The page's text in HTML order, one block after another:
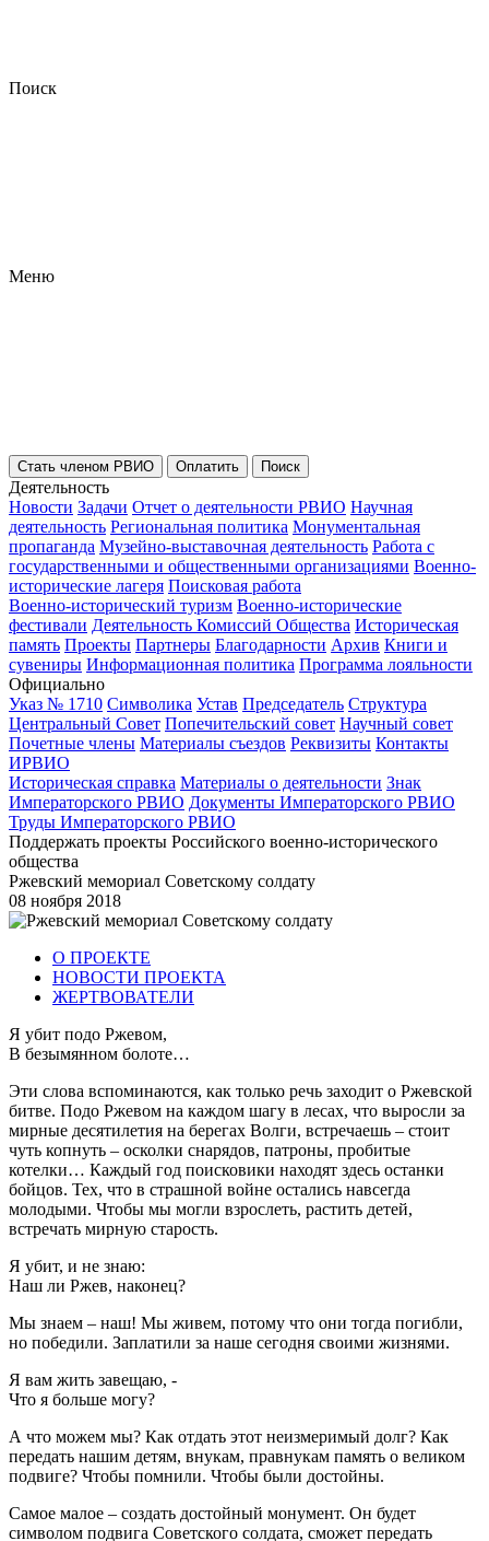
Поиск
Меню
Стать членом РВИО Оплатить Поиск
Деятельность
Новости Задачи Отчет о деятельности РВИО Научная
деятельность Региональная политика Монументальная
пропаганда Музейно-выставочная деятельность Работа с
государственными и общественными организациями Военно-
исторические лагеря Поисковая работа
Военно-исторический туризм Военно-исторические
фестивали Деятельность Комиссий Общества Историческая
память Проекты Партнеры Благодарности Архив Книги и
сувениры Информационная политика Программа лояльности
Официально
Указ № 1710 Символика Устав Председатель Структура
Центральный Совет Попечительский совет Научный совет
Почетные члены Материалы съездов Реквизиты Контакты
ИРВИО
Историческая справка Материалы о деятельности Знак
Императорского РВИО Документы Императорского РВИО
Труды Императорского РВИО
Поддержать проекты Российского военно-исторического
общества
Ржевский мемориал Советскому солдату
08 ноября 2018
О ПРОЕКТЕ
НОВОСТИ ПРОЕКТА
ЖЕРТВОВАТЕЛИ
Я убит подо Ржевом,
В безымянном болоте…
Эти слова вспоминаются, как только речь заходит о Ржевской
битве. Подо Ржевом на каждом шагу в лесах, что выросли за
мирные десятилетия на берегах Волги, встречаешь – стоит
чуть копнуть – осколки снарядов, патроны, пробитые
котелки… Каждый год поисковики находят здесь останки
бойцов. Тех, что в страшной войне остались навсегда
молодыми. Чтобы мы могли взрослеть, растить детей,
встречать мирную старость.
Я убит, и не знаю:
Наш ли Ржев, наконец?
Мы знаем – наш! Мы живем, потому что они тогда погибли,
но победили. Заплатили за наше сегодня своими жизнями.
Я вам жить завещаю, -
Что я больше могу?
А что можем мы? Как отдать этот неизмеримый долг? Как
передать нашим детям, внукам, правнукам память о великом
подвиге? Чтобы помнили. Чтобы были достойны.
Самое малое – создать достойный монумент. Он будет
символом подвига Советского солдата, сможет передать